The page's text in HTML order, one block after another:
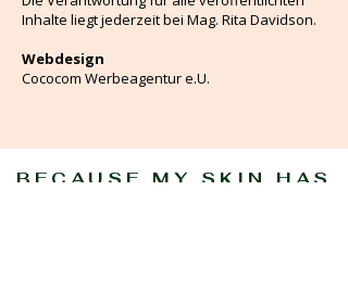
Inhalte liegt jederzeit bei Mag. Rita Davidson.
Webdesign
Cococom Werbeagentur e.U.
BECAUSE MY SKIN HAS